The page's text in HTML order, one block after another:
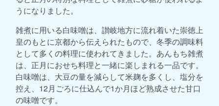
うになりました。
雑煮に用いる白味噌は、讃岐地方に流れ着いた崇徳上
皇のもとに京都から伝えられたもので、冬季の調味料
として多くの料理に使われてきました。あんもち雑煮
は、正月におせち料理と一緒に楽しまれる一品です。
白味噌は、大豆の量を減らして米麹を多くし、塩分を
控え、12月ごろに仕込んで1か月ほど熟成させた甘口
の味噌です。